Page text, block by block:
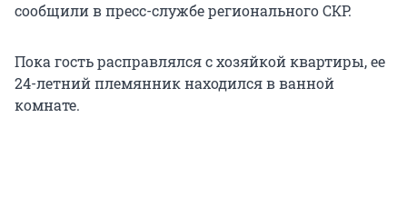
сообщили в пресс-службе регионального СКР.
Пока гость расправлялся с хозяйкой квартиры, ее
24-летний племянник находился в ванной
комнате.